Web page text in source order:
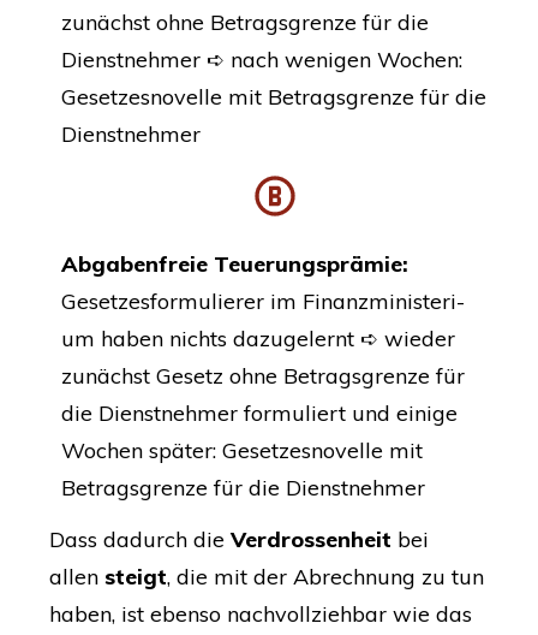
zunächst ohne Betrags­gren­ze für die
Dienst­neh­mer ➪ nach weni­gen Wochen:
Geset­zes­no­vel­le mit Betrags­gren­ze für die
Dienstnehmer
Abga­ben­freie Teue­rungs­prä­mie:
Geset­zes­for­mu­lie­rer im Finanz­mi­nis­te­ri­
um haben nichts dazu­ge­lernt ➪ wie­der
zunächst Gesetz ohne Betrags­gren­ze für
die Dienst­neh­mer for­mu­liert und eini­ge
Wochen spä­ter: Geset­zes­no­vel­le mit
Betrags­gren­ze für die Dienstnehmer
Dass dadurch die Ver­dros­sen­heit bei
allen steigt, die mit der Abrech­nung zu tun
haben, ist eben­so nach­voll­zieh­bar wie das